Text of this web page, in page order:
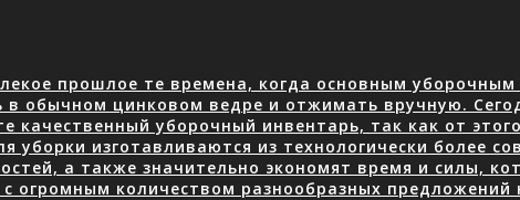
прошлое те времена, когда основным
в обычном цинковом ведре и отжимать вручную.
качественный уборочный инвентарь, так как от
уборки изготавливаются из технологически более
а также значительно экономят время и силы,
огромным количеством разнообразных